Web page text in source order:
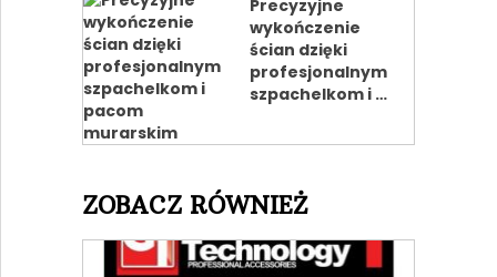
Precyzyjne
wykończenie
ścian dzięki
profesjonalnym
szpachelkom i …
ZOBACZ RÓWNIEŻ